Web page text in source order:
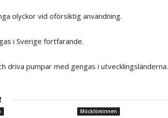
olyckor vid oförsiktig användning.
i Sverige fortfarande.
driva pumpar med gengas i utvecklingsländerna.
Möcklöminnen